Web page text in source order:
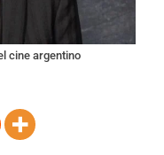
cine argentino